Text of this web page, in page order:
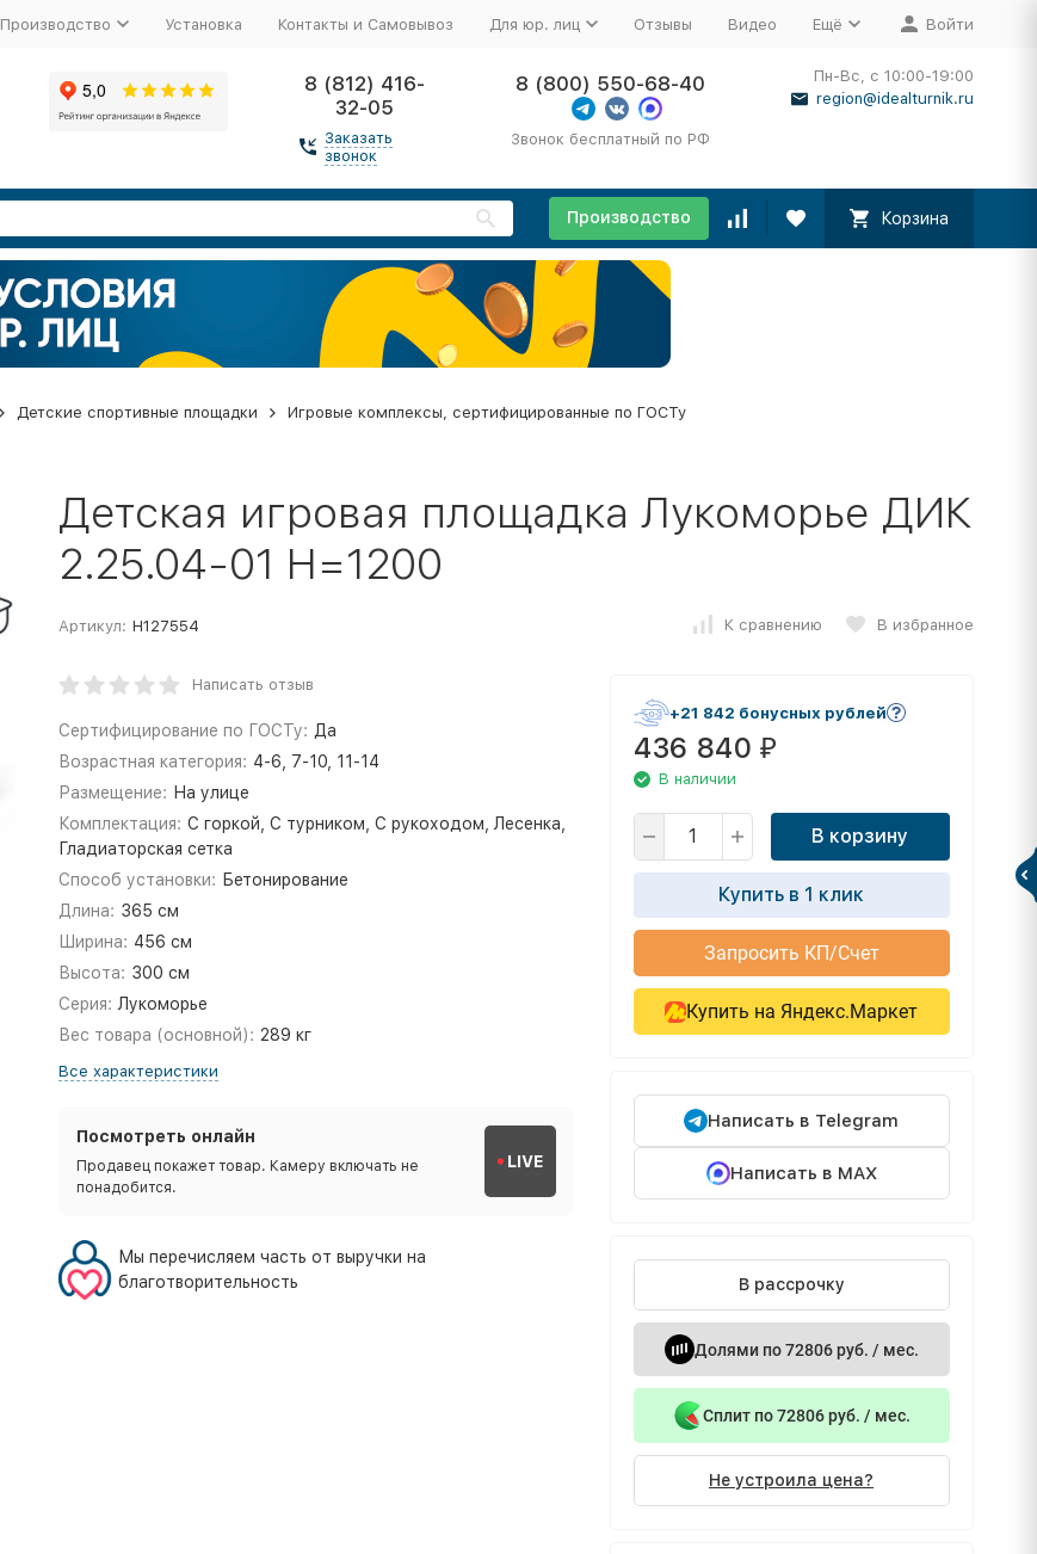
Производство Установка Контакты и Самовывоз Для юр. лиц Отзывы Видео Ещё Войти
8 (812) 416-
32-05
Заказать
звонок
8 (800) 550-68-40
Звонок бесплатный по РФ
Пн-Вс, с 10:00-19:00
region@idealturnik.ru
Производство Корзина
Детские спортивные площадки
Игровые комплексы, сертифицированные по ГОСТу
Детская игровая площадка Лукоморье ДИК
2.25.04-01 H=1200
Артикул: Н127554 К сравнению В избранное
Написать отзыв
Сертифицирование по ГОСТу: Да
Возрастная категория: 4-6, 7-10, 11-14
Размещение: На улице
Комплектация: С горкой, С турником, С рукоходом, Лесенка,
Гладиаторская сетка
Способ установки: Бетонирование
Длина: 365 см
Ширина: 456 см
Высота: 300 см
Серия: Лукоморье
Вес товара (основной): 289 кг
Все характеристики
Посмотреть онлайн
Продавец покажет товар. Камеру включать не
понадобится.
LIVE
Мы перечисляем часть от выручки на
благотворительность
+21 842 бонусных рублей
436 840 ₽
В наличии
В корзину
Купить в 1 клик
Запросить КП/Счет
Купить на Яндекс.Маркет
Написать в Telegram
Написать в MAX
В рассрочку
Долями по 72806 руб. / мес.
Сплит по 72806 руб. / мес.
Не устроила цена?